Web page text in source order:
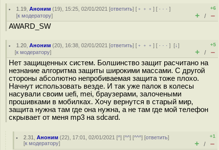
1.19 ,Аноним (19), 15:25, 02/01/2021 [ответить] [ ﹢﹢﹢] [ · · ·]
[к модератору]
+6
+ / –
AWARD_SW
1.20 ,Аноним (20), 16:38, 02/01/2021 [ответить] [ ﹢﹢﹢] [ · · ·][↓]
[к модератору]
+5
+ / –
Нет защищенных систем. Болшинство защит расчитано на
незнание алгоритма защиты широкими массами. С другой
стороны абсолютно непробиваемая защита тоже плохо.
Начнут использовать везде. И так уже палок в колесы
насували своим uefi, mei, браузерами, залочеными
прошивками в мобилках. Хочу вернутся в старый мир,
защита нужна там где она нужна, а не там где мой телефон
скрывает от меня mp3 на sdcard.
2.31 ,Аноним (22), 17:01, 02/01/2021 [^] [^^] [^^^] [ответить]
[к модератору]
+1
+ / –